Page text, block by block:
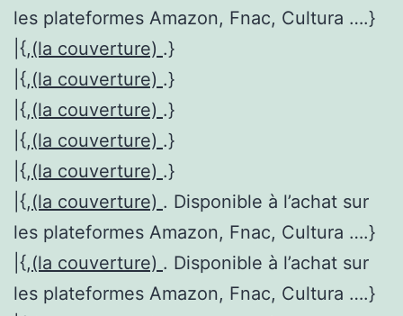
les plateformes Amazon, Fnac, Cultura ….}
|{,(la couverture) .}
|{,(la couverture) .}
|{,(la couverture) .}
|{,(la couverture) .}
|{,(la couverture) .}
|{,(la couverture) . Disponible à l’achat sur
les plateformes Amazon, Fnac, Cultura ….}
|{,(la couverture) . Disponible à l’achat sur
les plateformes Amazon, Fnac, Cultura ….}